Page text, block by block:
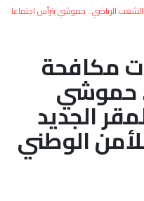
الشغب الرياضي.. حموشي يترأس اجتماعا
مكافحة
حموشي
الجديد
الوطني